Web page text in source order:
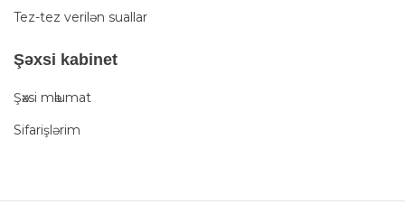
Tez-tez verilən suallar
Şәxsi kabinet
Şәxsi mәlumat
Sifarişlərim